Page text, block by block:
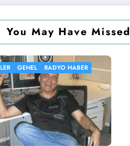
You May Have Missed
GENEL KÖŞE YAZISI RADYOLAR